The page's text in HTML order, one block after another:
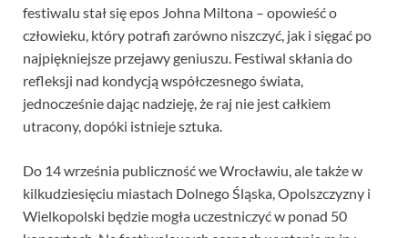
festiwalu stał się epos Johna Miltona – opowieść o
człowieku, który potrafi zarówno niszczyć, jak i sięgać po
najpiękniejsze przejawy geniuszu. Festiwal skłania do
refleksji nad kondycją współczesnego świata,
jednocześnie dając nadzieję, że raj nie jest całkiem
utracony, dopóki istnieje sztuka.
Do 14 września publiczność we Wrocławiu, ale także w
kilkudziesięciu miastach Dolnego Śląska, Opolszczyzny i
Wielkopolski będzie mogła uczestniczyć w ponad 50